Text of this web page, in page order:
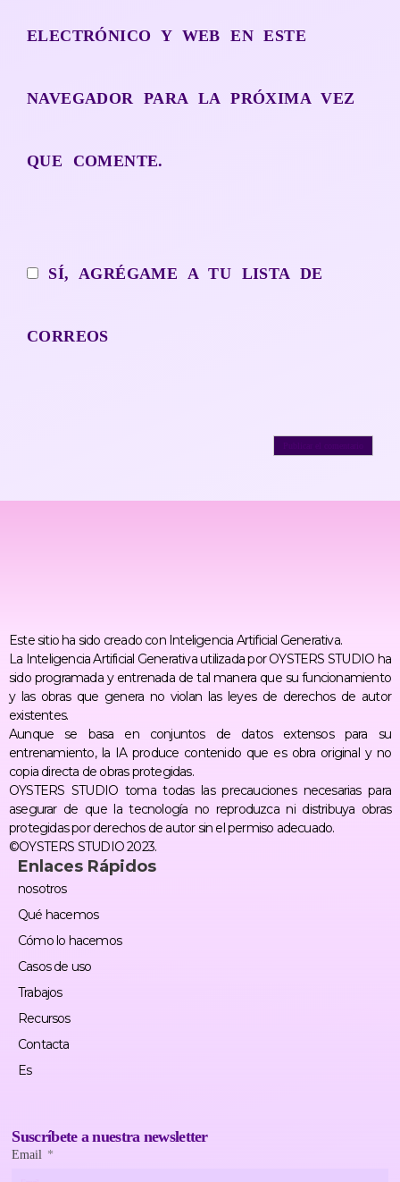
ELECTRÓNICO Y WEB EN ESTE
NAVEGADOR PARA LA PRÓXIMA VEZ
QUE COMENTE.
SÍ, AGRÉGAME A TU LISTA DE
CORREOS
Este sitio ha sido creado con Inteligencia Artificial Generativa.
La Inteligencia Artificial Generativa utilizada por OYSTERS STUDIO ha
sido programada y entrenada de tal manera que su funcionamiento
y las obras que genera no violan las leyes de derechos de autor
existentes.
Aunque se basa en conjuntos de datos extensos para su
entrenamiento, la IA produce contenido que es obra original y no
copia directa de obras protegidas.
OYSTERS STUDIO toma todas las precauciones necesarias para
asegurar de que la tecnología no reproduzca ni distribuya obras
protegidas por derechos de autor sin el permiso adecuado.
©OYSTERS STUDIO 2023.
Enlaces Rápidos
nosotros
Qué hacemos
Cómo lo hacemos
Casos de uso
Trabajos
Recursos
Contacta
Es
Suscríbete a nuestra newsletter
Email